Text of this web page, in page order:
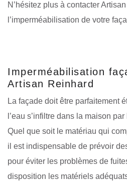
N’hésitez plus à contacter
l’imperméabilisation de votre
Imperméabilisation
Artisan Reinhard
La façade doit être parfaitement
l’eau s’infiltre dans la maison
Quel que soit le matériau qui
il est indispensable de prévoir
pour éviter les problèmes de
disposition les matériels